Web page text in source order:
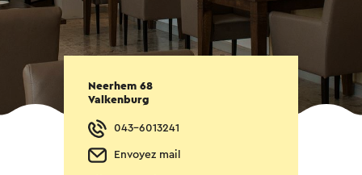
Neerhem 68
Valkenburg
043-6013241
Envoyez mail